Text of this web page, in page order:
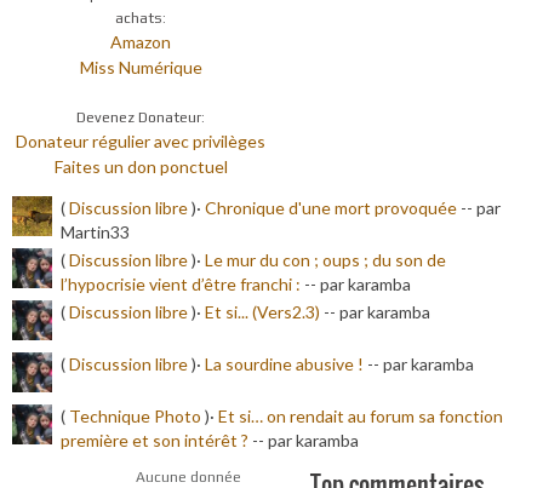
achats:
Amazon
Miss Numérique
Devenez Donateur:
Donateur régulier avec privilèges
Faites un don ponctuel
(Discussion libre)· Chronique d'une mort provoquée -- par
Martin33
(Discussion libre)· Le mur du con ; oups ; du son de
l’hypocrisie vient d’être franchi : -- par karamba
(Discussion libre)· Et si... (Vers2.3) -- par karamba
(Discussion libre)· La sourdine abusive ! -- par karamba
( Technique Photo )· Et si… on rendait au forum sa fonction
première et son intérêt ? -- par karamba
Aucune donnée